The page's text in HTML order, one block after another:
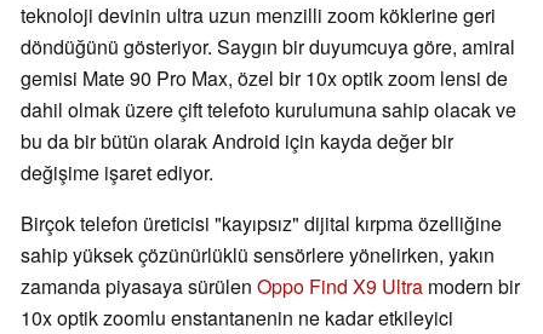
teknoloji devinin ultra uzun menzilli zoom köklerine geri
döndüğünü gösteriyor. Saygın bir duyumcuya göre, amiral
gemisi Mate 90 Pro Max, özel bir 10x optik zoom lensi de
dahil olmak üzere çift telefoto kurulumuna sahip olacak ve
bu da bir bütün olarak Android için kayda değer bir
değişime işaret ediyor.
Birçok telefon üreticisi "kayıpsız" dijital kırpma özelliğine
sahip yüksek çözünürlüklü sensörlere yönelirken, yakın
zamanda piyasaya sürülen Oppo Find X9 Ultra modern bir
10x optik zoomlu enstantanenin ne kadar etkileyici